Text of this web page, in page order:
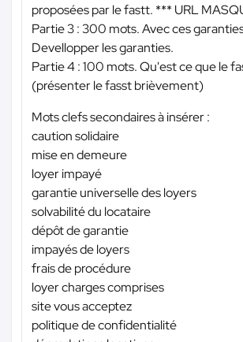
proposées par le fastt. *** URL
Partie 3 : 300 mots. Avec ces
Devellopper les garanties.
Partie 4 : 100 mots. Qu'est ce que le
(présenter le fasst brièvement)
Mots clefs secondaires à insérer :
caution solidaire
mise en demeure
loyer impayé
garantie universelle des loyers
solvabilité du locataire
dépôt de garantie
impayés de loyers
frais de procédure
loyer charges comprises
site vous acceptez
politique de confidentialité